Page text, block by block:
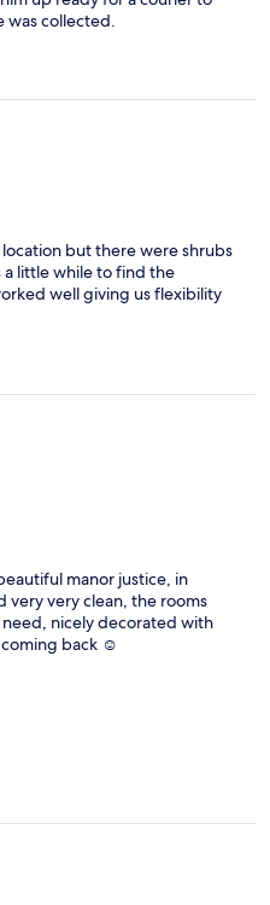
was collected.
but there were shrubs
a little while to find the
well giving us flexibility
manor justice, in
very very clean, the rooms
nicely decorated with
coming back ☺️